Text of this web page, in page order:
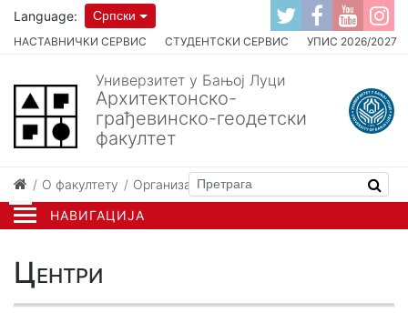
НАВИГАЦИЈА
НАСТАВНИЧКИ СЕРВИС СТУДЕНТСКИ СЕРВИС УПИС 2026/2027
Language: Српски
Универзитет у Бањој Луци
Архитектонско-
грађевинско-геодетски
факултет
О факултету Организација Центри
Центри